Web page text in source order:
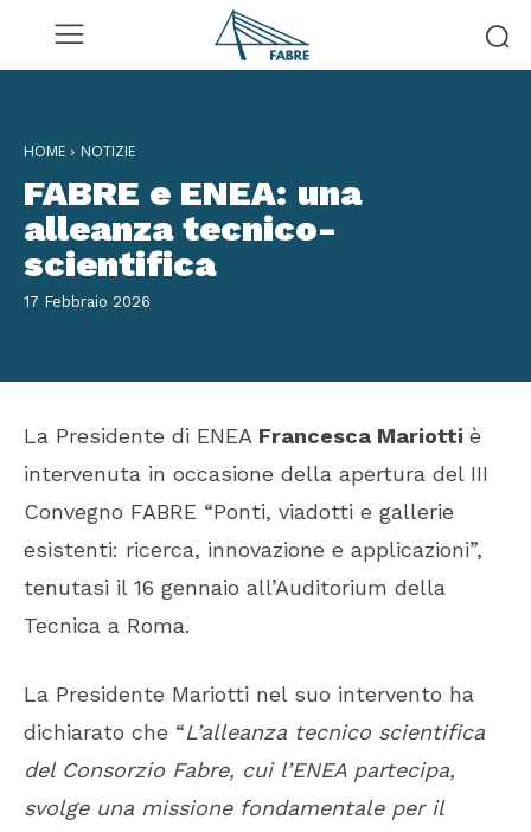
HOME NOTIZIE
FABRE e ENEA: una
alleanza tecnico-
scientifica
17 Febbraio 2026
La Presidente di ENEA Francesca Mariotti è
intervenuta in occasione della apertura del III
Convegno FABRE “Ponti, viadotti e gallerie
esistenti: ricerca, innovazione e applicazioni”,
tenutasi il 16 gennaio all’Auditorium della
Tecnica a Roma.
La Presidente Mariotti nel suo intervento ha
dichiarato che “L’alleanza tecnico scientifica
del Consorzio Fabre, cui l’ENEApartecipa,
svolge una missione fondamentale per il